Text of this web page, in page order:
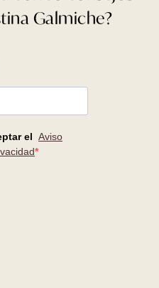
de Henares
Nº 1
de Henares
Galmiche?